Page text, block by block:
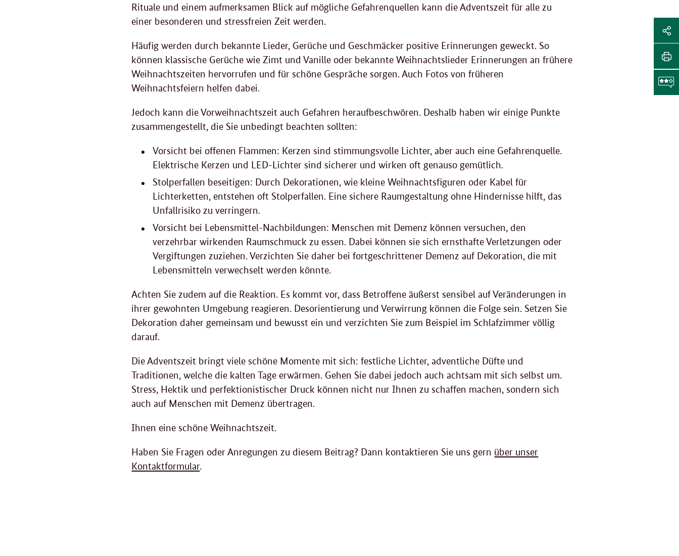
Rituale und einem aufmerksamen Blick auf mögliche Gefahrenquellen kann die Adventszeit für alle zu
einer besonderen und stressfreien Zeit werden.
Häufig werden durch bekannte Lieder, Gerüche und Geschmäcker positive Erinnerungen geweckt. So
können klassische Gerüche wie Zimt und Vanille oder bekannte Weihnachtslieder Erinnerungen an frühere
Weihnachtszeiten hervorrufen und für schöne Gespräche sorgen. Auch Fotos von früheren
Weihnachtsfeiern helfen dabei.
Jedoch kann die Vorweihnachtszeit auch Gefahren heraufbeschwören. Deshalb haben wir einige Punkte
zusammengestellt, die Sie unbedingt beachten sollten:
Vorsicht bei offenen Flammen: Kerzen sind stimmungsvolle Lichter, aber auch eine Gefahrenquelle.
Elektrische Kerzen und LED-Lichter sind sicherer und wirken oft genauso gemütlich.
Stolperfallen beseitigen: Durch Dekorationen, wie kleine Weihnachtsfiguren oder Kabel für
Lichterketten, entstehen oft Stolperfallen. Eine sichere Raumgestaltung ohne Hindernisse hilft, das
Unfallrisiko zu verringern.
Vorsicht bei Lebensmittel-Nachbildungen: Menschen mit Demenz können versuchen, den
verzehrbar wirkenden Raumschmuck zu essen. Dabei können sie sich ernsthafte Verletzungen oder
Vergiftungen zuziehen. Verzichten Sie daher bei fortgeschrittener Demenz auf Dekoration, die mit
Lebensmitteln verwechselt werden könnte.
Achten Sie zudem auf die Reaktion. Es kommt vor, dass Betroffene äußerst sensibel auf Veränderungen in
ihrer gewohnten Umgebung reagieren. Desorientierung und Verwirrung können die Folge sein. Setzen Sie
Dekoration daher gemeinsam und bewusst ein und verzichten Sie zum Beispiel im Schlafzimmer völlig
darauf.
Die Adventszeit bringt viele schöne Momente mit sich: festliche Lichter, adventliche Düfte und
Traditionen, welche die kalten Tage erwärmen. Gehen Sie dabei jedoch auch achtsam mit sich selbst um.
Stress, Hektik und perfektionistischer Druck können nicht nur Ihnen zu schaffen machen, sondern sich
auch auf Menschen mit Demenz übertragen.
Ihnen eine schöne Weihnachtszeit.
Haben Sie Fragen oder Anregungen zu diesem Beitrag? Dann kontaktieren Sie uns gern über unser
Kontaktformular.